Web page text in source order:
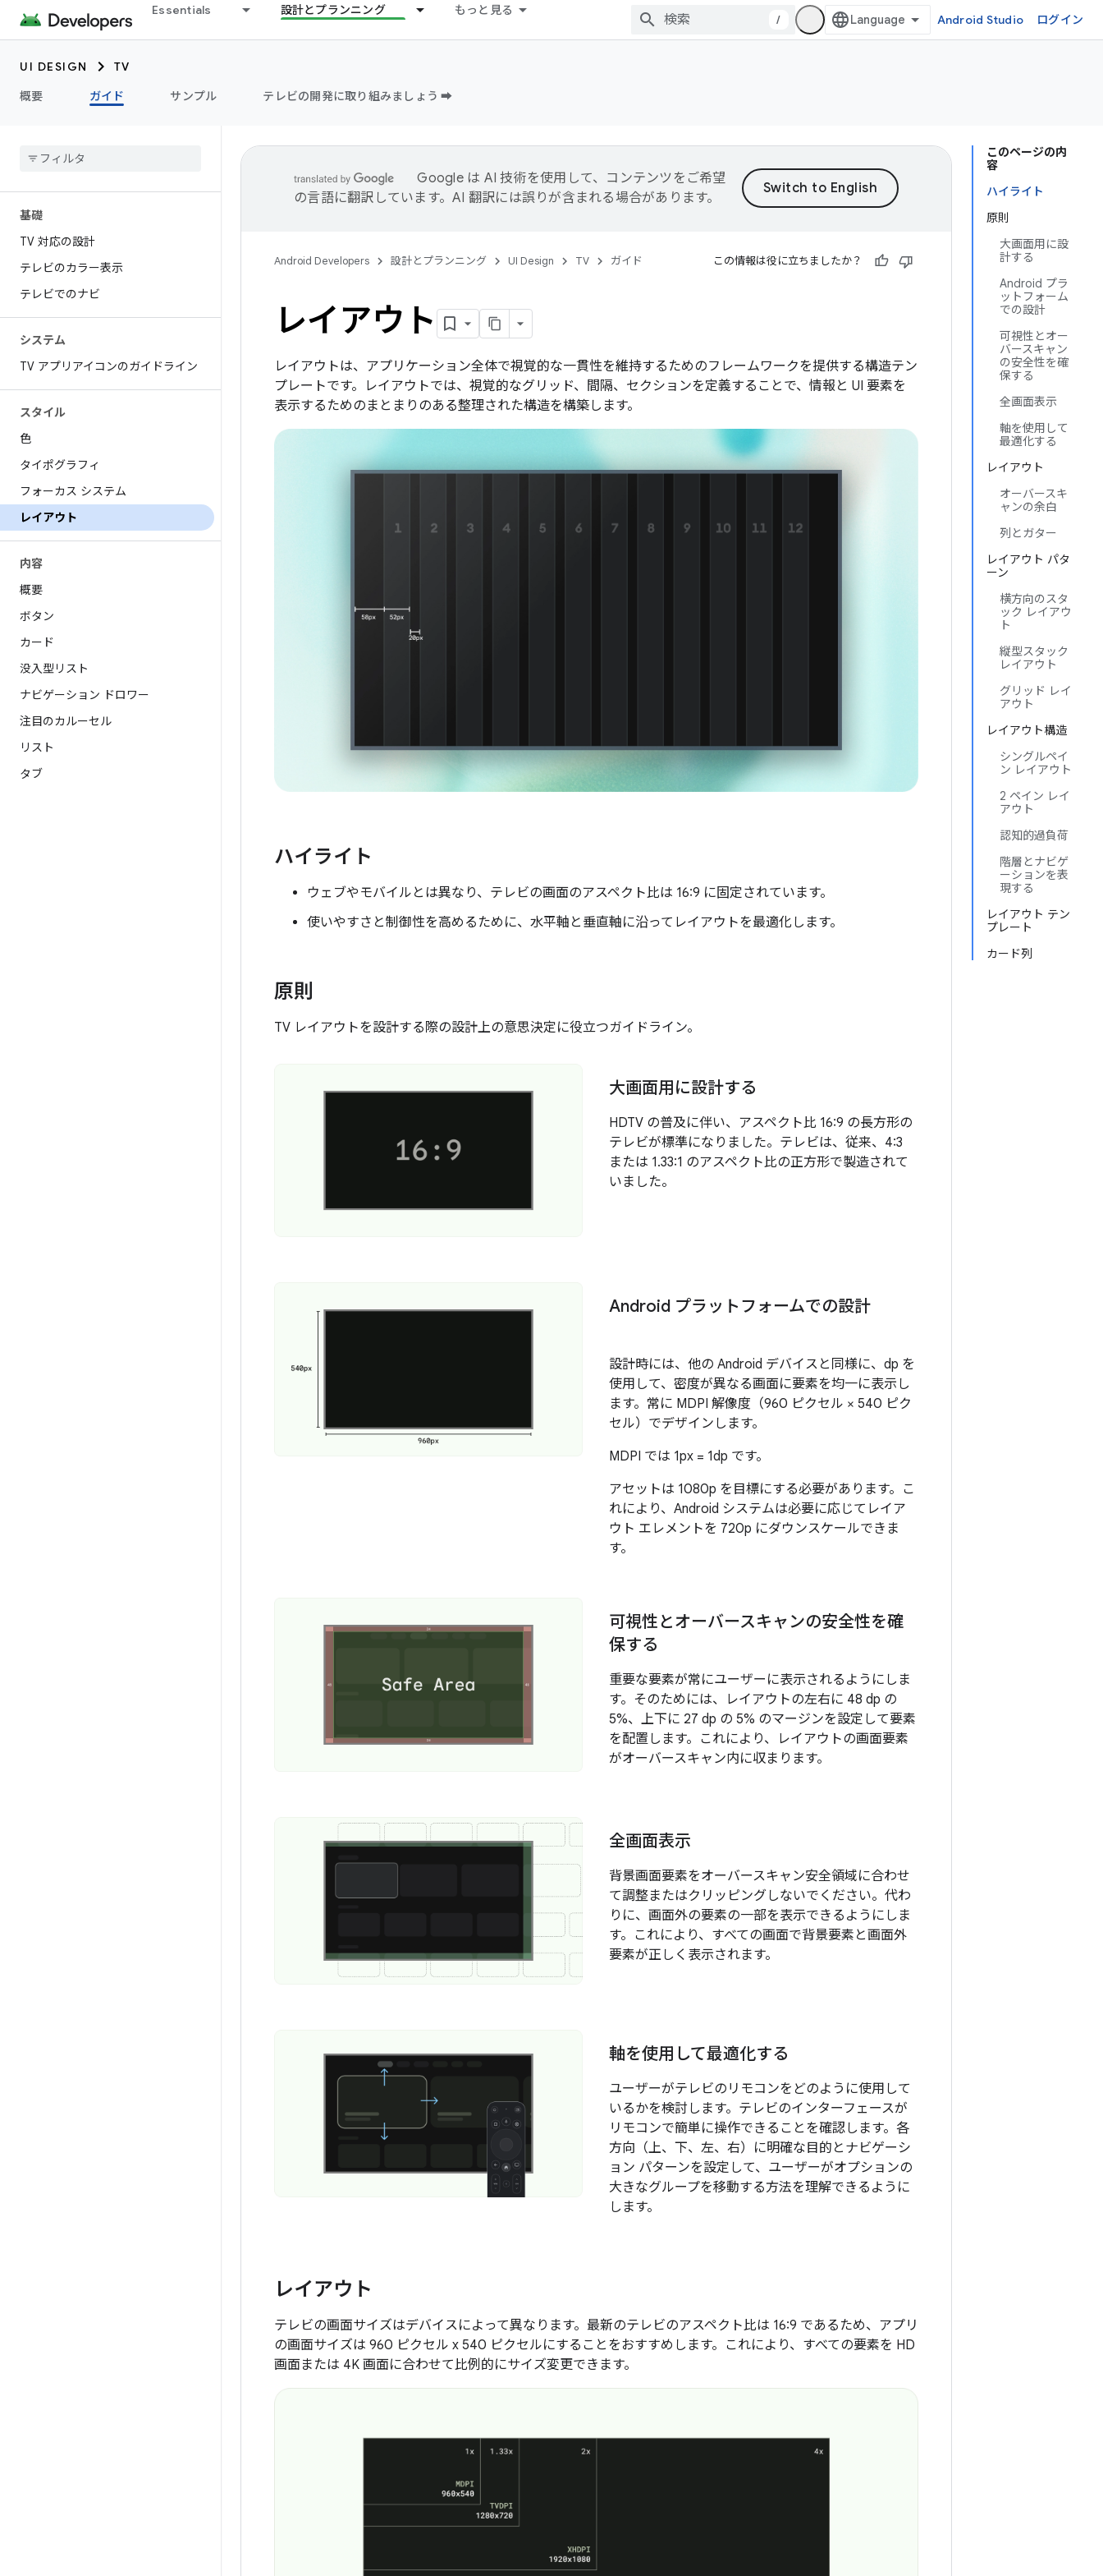
Essentials 設計とプランニング もっと見る
/ Android Studio ログイン
UI DESIGN
TV
概要
ガイド サンプル テレビの開発に取り組みましょう ➡️
基礎
TV 対応の設計
テレビのカラー表示
テレビでのナビ
システム
TV アプリアイコンのガイドライン
スタイル
色
タイポグラフィ
フォーカス システム
レイアウト
内容
概要
ボタン
カード
没入型リスト
ナビゲーション ドロワー
注目のカルーセル
リスト
タブ
このページの内
容
ハイライト
原則
大画面用に設
計する
Android プラ
ットフォーム
での設計
可視性とオー
バースキャン
の安全性を確
保する
全画面表示
軸を使用して
最適化する
レイアウト
オーバースキ
ャンの余白
列とガター
レイアウト パタ
ーン
横方向のスタ
ック レイアウ
ト
縦型スタック
レイアウト
グリッド レイ
アウト
レイアウト構造
シングルペイ
ン レイアウト
2 ペイン レイ
アウト
認知的過負荷
階層とナビゲ
ーションを表
現する
レイアウト テン
プレート
カード列
Google は AI 技術を使用して、コンテンツをご希望
の言語に翻訳しています。AI 翻訳には誤りが含まれる場合があります。
Android Developers 設計とプランニング UI Design TV ガイド この情報は役に立ちましたか？
レイアウト
レイアウトは、アプリケーション全体で視覚的な一貫性を維持するためのフレームワークを提供する構造テン
プレートです。レイアウトでは、視覚的なグリッド、間隔、セクションを定義することで、情報と UI 要素を
表示するためのまとまりのある整理された構造を構築します。
ハイライト
ウェブやモバイルとは異なり、テレビの画面のアスペクト比は 16:9 に固定されています。
使いやすさと制御性を高めるために、水平軸と垂直軸に沿ってレイアウトを最適化します。
原則
TV レイアウトを設計する際の設計上の意思決定に役立つガイドライン。
大画面用に設計する
HDTV の普及に伴い、アスペクト比 16:9 の長方形の
テレビが標準になりました。テレビは、従来、4:3
または 1.33:1 のアスペクト比の正方形で製造されて
いました。
Android プラットフォームでの設計
設計時には、他の Android デバイスと同様に、dp を
使用して、密度が異なる画面に要素を均一に表示し
ます。常に MDPI 解像度（960 ピクセル × 540 ピク
セル）でデザインします。
MDPI では 1px = 1dp です。
アセットは 1080p を目標にする必要があります。こ
れにより、Android システムは必要に応じてレイア
ウト エレメントを 720p にダウンスケールできま
す。
可視性とオーバースキャンの安全性を確
保する
重要な要素が常にユーザーに表示されるようにしま
す。そのためには、レイアウトの左右に 48 dp の
5%、上下に 27 dp の 5% のマージンを設定して要素
を配置します。これにより、レイアウトの画面要素
がオーバースキャン内に収まります。
全画面表示
背景画面要素をオーバースキャン安全領域に合わせ
て調整またはクリッピングしないでください。代わ
りに、画面外の要素の一部を表示できるようにしま
す。これにより、すべての画面で背景要素と画面外
要素が正しく表示されます。
軸を使用して最適化する
ユーザーがテレビのリモコンをどのように使用して
いるかを検討します。テレビのインターフェースが
リモコンで簡単に操作できることを確認します。各
方向（上、下、左、右）に明確な目的とナビゲーシ
ョン パターンを設定して、ユーザーがオプションの
大きなグループを移動する方法を理解できるように
します。
レイアウト
テレビの画面サイズはデバイスによって異なります。最新のテレビのアスペクト比は 16:9 であるため、アプリ
の画面サイズは 960 ピクセル x 540 ピクセルにすることをおすすめします。これにより、すべての要素を HD
画面または 4K 画面に合わせて比例的にサイズ変更できます。